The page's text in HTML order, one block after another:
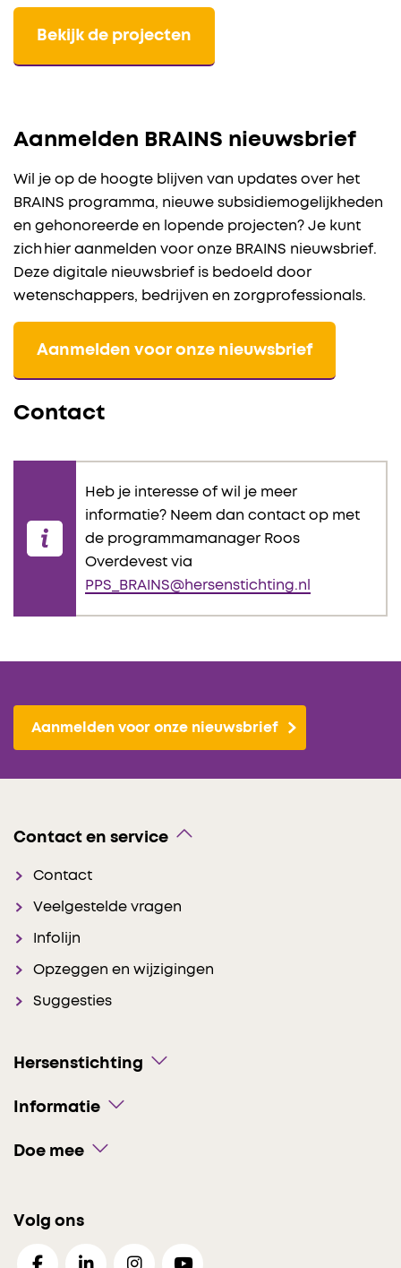
Bekijk de projecten
Aanmelden BRAINS nieuwsbrief
Wil je op de hoogte blijven van updates over het
BRAINS programma, nieuwe subsidiemogelijkheden
en gehonoreerde en lopende projecten? Je kunt
zich hier aanmelden voor onze BRAINS nieuwsbrief.
Deze digitale nieuwsbrief is bedoeld door
wetenschappers, bedrijven en zorgprofessionals.
Aanmelden voor onze nieuwsbrief
Contact
Heb je interesse of wil je meer
informatie? Neem dan contact op met
de programmamanager Roos
Overdevest via
PPS_BRAINS@hersenstichting.nl
Aanmelden voor onze nieuwsbrief
Contact en service
Contact
Veelgestelde vragen
Infolijn
Opzeggen en wijzigingen
Suggesties
Hersenstichting
Informatie
Doe mee
Volg ons